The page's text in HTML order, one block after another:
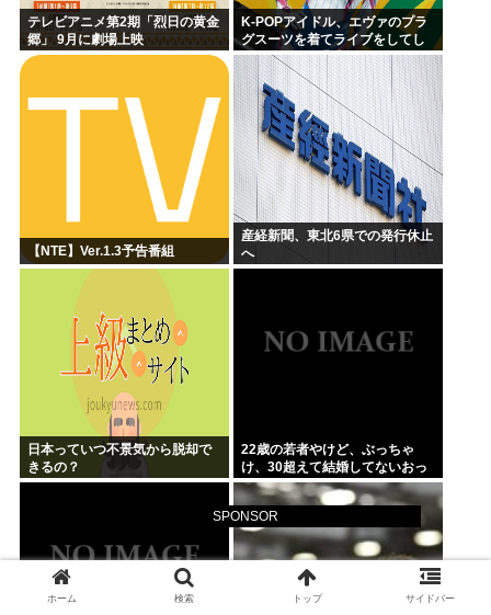
SPONSOR
テレビアニメ第2期「烈日の黄金
郷」 9月に劇場上映
K-POPアイドル、エヴァのプラ
グスーツを着てライブをしてし
まう…これは非常にえちち
【NTE】Ver.1.3予告番組
産経新聞、東北6県での発行休止
へ
日本っていつ不景気から脱却で
きるの？
22歳の若者やけど、ぶっちゃ
け、30超えて結婚してないおっ
さんのこと見下してる
ホーム 検索 トップ サイドバー